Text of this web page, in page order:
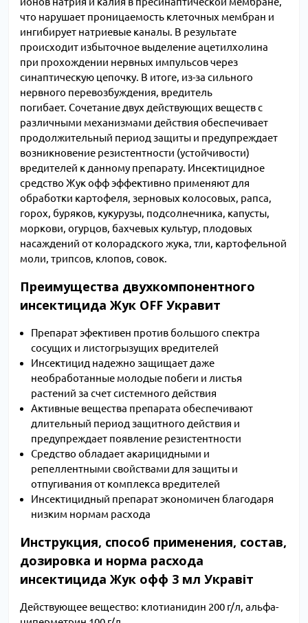
что нарушает проницаемость клеточных мембран и
ингибирует натриевые каналы. В результате
происходит избыточное выделение ацетилхолина
при прохождении нервных импульсов через
синаптическую цепочку. В итоге, из-за сильного
нервного перевозбуждения, вредитель
погибает. Сочетание двух действующих веществ с
различными механизмами действия обеспечивает
продолжительный период защиты и предупреждает
возникновение резистентности (устойчивости)
вредителей к данному препарату. Инсектицидное
средство Жук офф эффективно применяют для
обработки картофеля, зерновых колосовых, рапса,
горох, буряков, кукурузы, подсолнечника, капусты,
моркови, огурцов, бахчевых культур, плодовых
насаждений от колорадского жука, тли, картофельной
моли, трипсов, клопов, совок.
Преимущества двухкомпонентного
инсектицида Жук OFF Укравит
Препарат эфективен против большого спектра
сосущих и листогрызущих вредителей
Инсектицид надежно защищает даже
необработанные молодые побеги и листья
растений за счет системного действия
Активные вещества препарата обеспечивают
длительный период защитного действия и
предупреждает появление резистентности
Средство обладает акарицидными и
репеллентными свойствами для защиты и
отпугивания от комплекса вредителей
Инсектицидный препарат экономичен благодаря
низким нормам расхода
Инструкция, способ применения, состав,
дозировка и норма расхода
инсектицида Жук офф 3 мл Укравіт
Действующее вещество: клотианидин 200 г/л, альфа-